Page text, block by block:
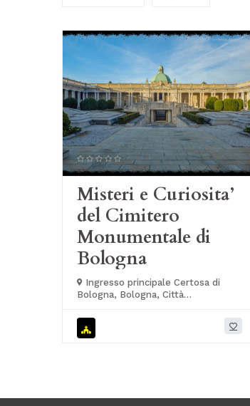
Misteri e Curiosita’
del Cimitero
Monumentale di
Bologna
Ingresso principale Certosa di
Bologna, Bologna, Città